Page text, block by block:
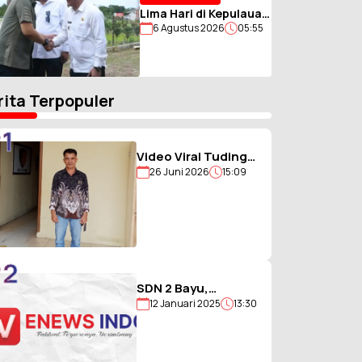
Lima Hari di Kepulauan
Nias, Gubernur Sumut
6 Agustus 2026 05:55
Terpopuler
Video Viral Tuding
Ikut Memukul,
26 Juni 2026 15:09
SDN 2 Bayu,
Sekolah Berjargon
12 Januari 2025 13:30